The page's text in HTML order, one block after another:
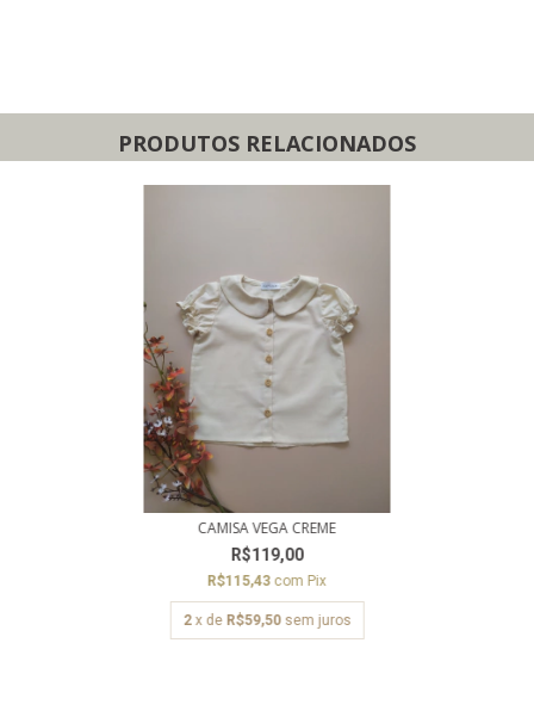
PRODUTOS RELACIONADOS
CAMISA VEGA CREME
R$119,00
R$115,43 com Pix
2 x de R$59,50 sem juros